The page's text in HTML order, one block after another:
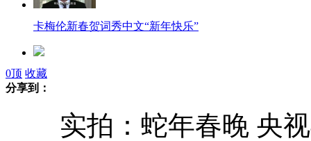
卡梅伦新春贺词秀中文“新年快乐”
惠州：讨薪11万 全是一毛钱！
0顶 收藏
分享到：
实拍：蛇年春晚 央视